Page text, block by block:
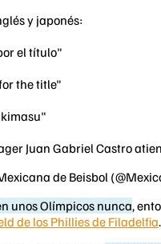
y japonés:
el título"
the title"
Juan Gabriel Castro
de Beisbol
unos Olímpicos nunca,
de los Phillies de Filadelfia.